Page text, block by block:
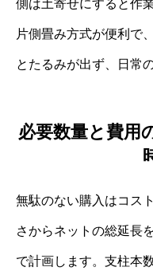
側は土寄せにすると作
片側畳み方式が便利で
とたるみが出ず、日常
必要数量と費用
無駄のない購入はコス
さからネットの総延長
で計画します。支柱本